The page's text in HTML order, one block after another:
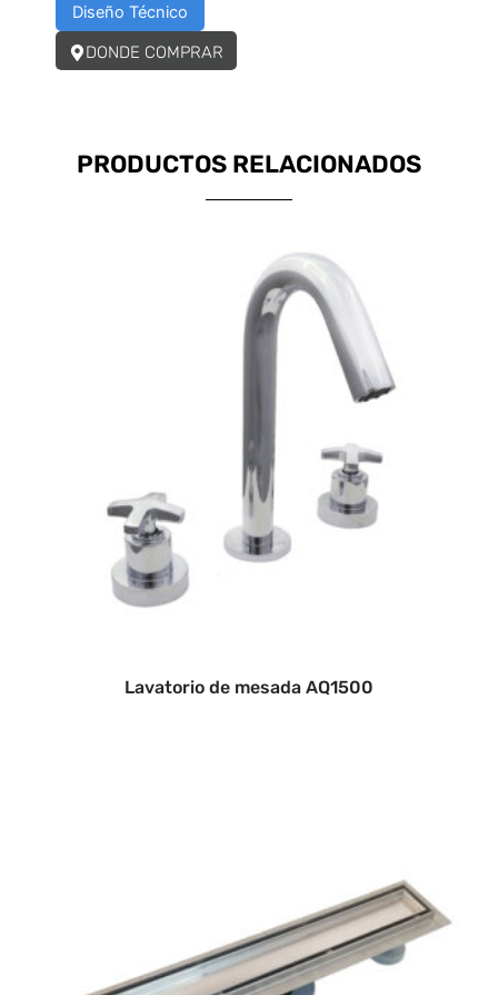
Diseño Técnico
DONDE COMPRAR
PRODUCTOS RELACIONADOS
Lavatorio de mesada AQ1500